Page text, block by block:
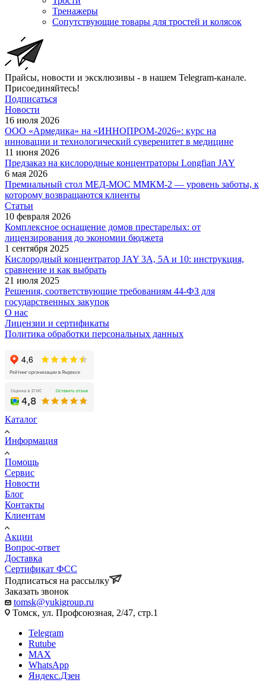
Тренажеры
Сопутствующие товары для тростей и колясок
Прайсы, новости и эксклюзивы - в нашем Telegram-канале.
Присоединяйтесь!
Подписаться
Новости
16 июля 2026
ООО «Армедика» на «ИННОПРОМ-2026»: курс на
инновации и технологический суверенитет в медицине
11 июня 2026
Предзаказ на кислородные концентраторы Longfian JAY
6 мая 2026
Премиальный стол МЕД-МОС ММКМ-2 — уровень заботы, к
которому возвращаются клиенты
Статьи
10 февраля 2026
Комплексное оснащение домов престарелых: от
лицензирования до экономии бюджета
1 сентября 2025
Кислородный концентратор JAY 3A, 5A и 10: инструкция,
сравнение и как выбрать
21 июля 2025
Решения, соответствующие требованиям 44-ФЗ для
государственных закупок
О нас
Лицензии и сертификаты
Политика обработки персональных данных
Каталог
Информация
Помощь
Сервис
Новости
Блог
Контакты
Клиентам
Акции
Вопрос-ответ
Доставка
Сертификат ФСС
Подписаться на рассылку
Заказать звонок
tomsk@yukigroup.ru
Томск, ул. Профсоюзная, 2/47, стр.1
Telegram
Rutube
MAX
WhatsApp
Яндекс.Дзен